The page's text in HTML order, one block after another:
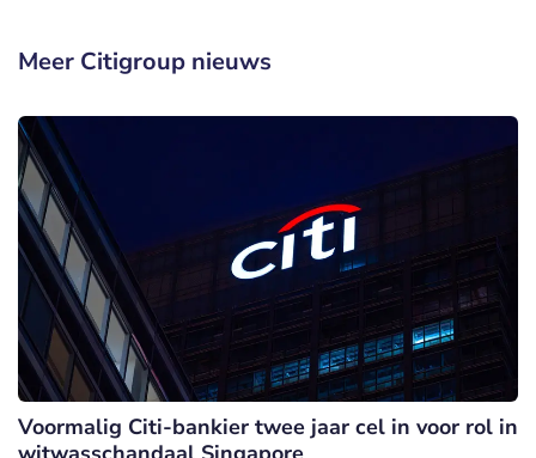
Meer Citigroup nieuws
Voormalig Citi-bankier twee jaar cel in voor rol in